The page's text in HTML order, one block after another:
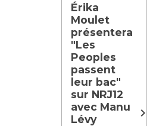
Érika
Moulet
présentera
"Les
Peoples
passent
leur bac"
sur NRJ12
avec Manu
Lévy